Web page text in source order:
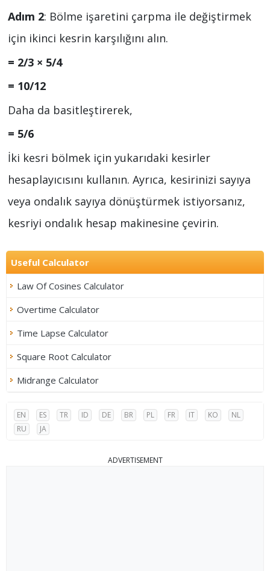
Adım 2: Bölme işaretini çarpma ile değiştirmek
için ikinci kesrin karşılığını alın.
= 2/3 × 5/4
= 10/12
Daha da basitleştirerek,
= 5/6
İki kesri bölmek için yukarıdaki kesirler
hesaplayıcısını kullanın. Ayrıca, kesirinizi sayıya
veya ondalık sayıya dönüştürmek istiyorsanız,
kesriyi ondalık hesap makinesine çevirin.
Useful Calculator
Law Of Cosines Calculator
Overtime Calculator
Time Lapse Calculator
Square Root Calculator
Midrange Calculator
EN ES TR ID DE BR PL FR IT KO
NL
RU
JA
ADVERTISEMENT